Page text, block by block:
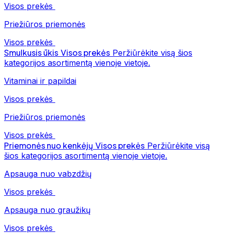
Visos prekės
Priežiūros priemonės
Visos prekės
Smulkusis ūkis Visos prekės Peržiūrėkite visą šios
kategorijos asortimentą vienoje vietoje.
Vitaminai ir papildai
Visos prekės
Priežiūros priemonės
Visos prekės
Priemonės nuo kenkėjų Visos prekės Peržiūrėkite visą
šios kategorijos asortimentą vienoje vietoje.
Apsauga nuo vabzdžių
Visos prekės
Apsauga nuo graužikų
Visos prekės